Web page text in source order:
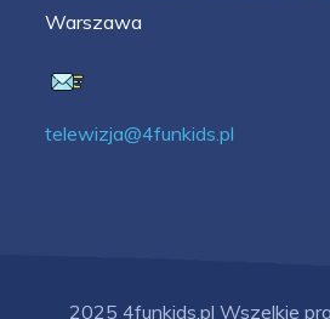
Warszawa
telewizja@4funkids.pl
2025 4funkids.pl Wszelkie